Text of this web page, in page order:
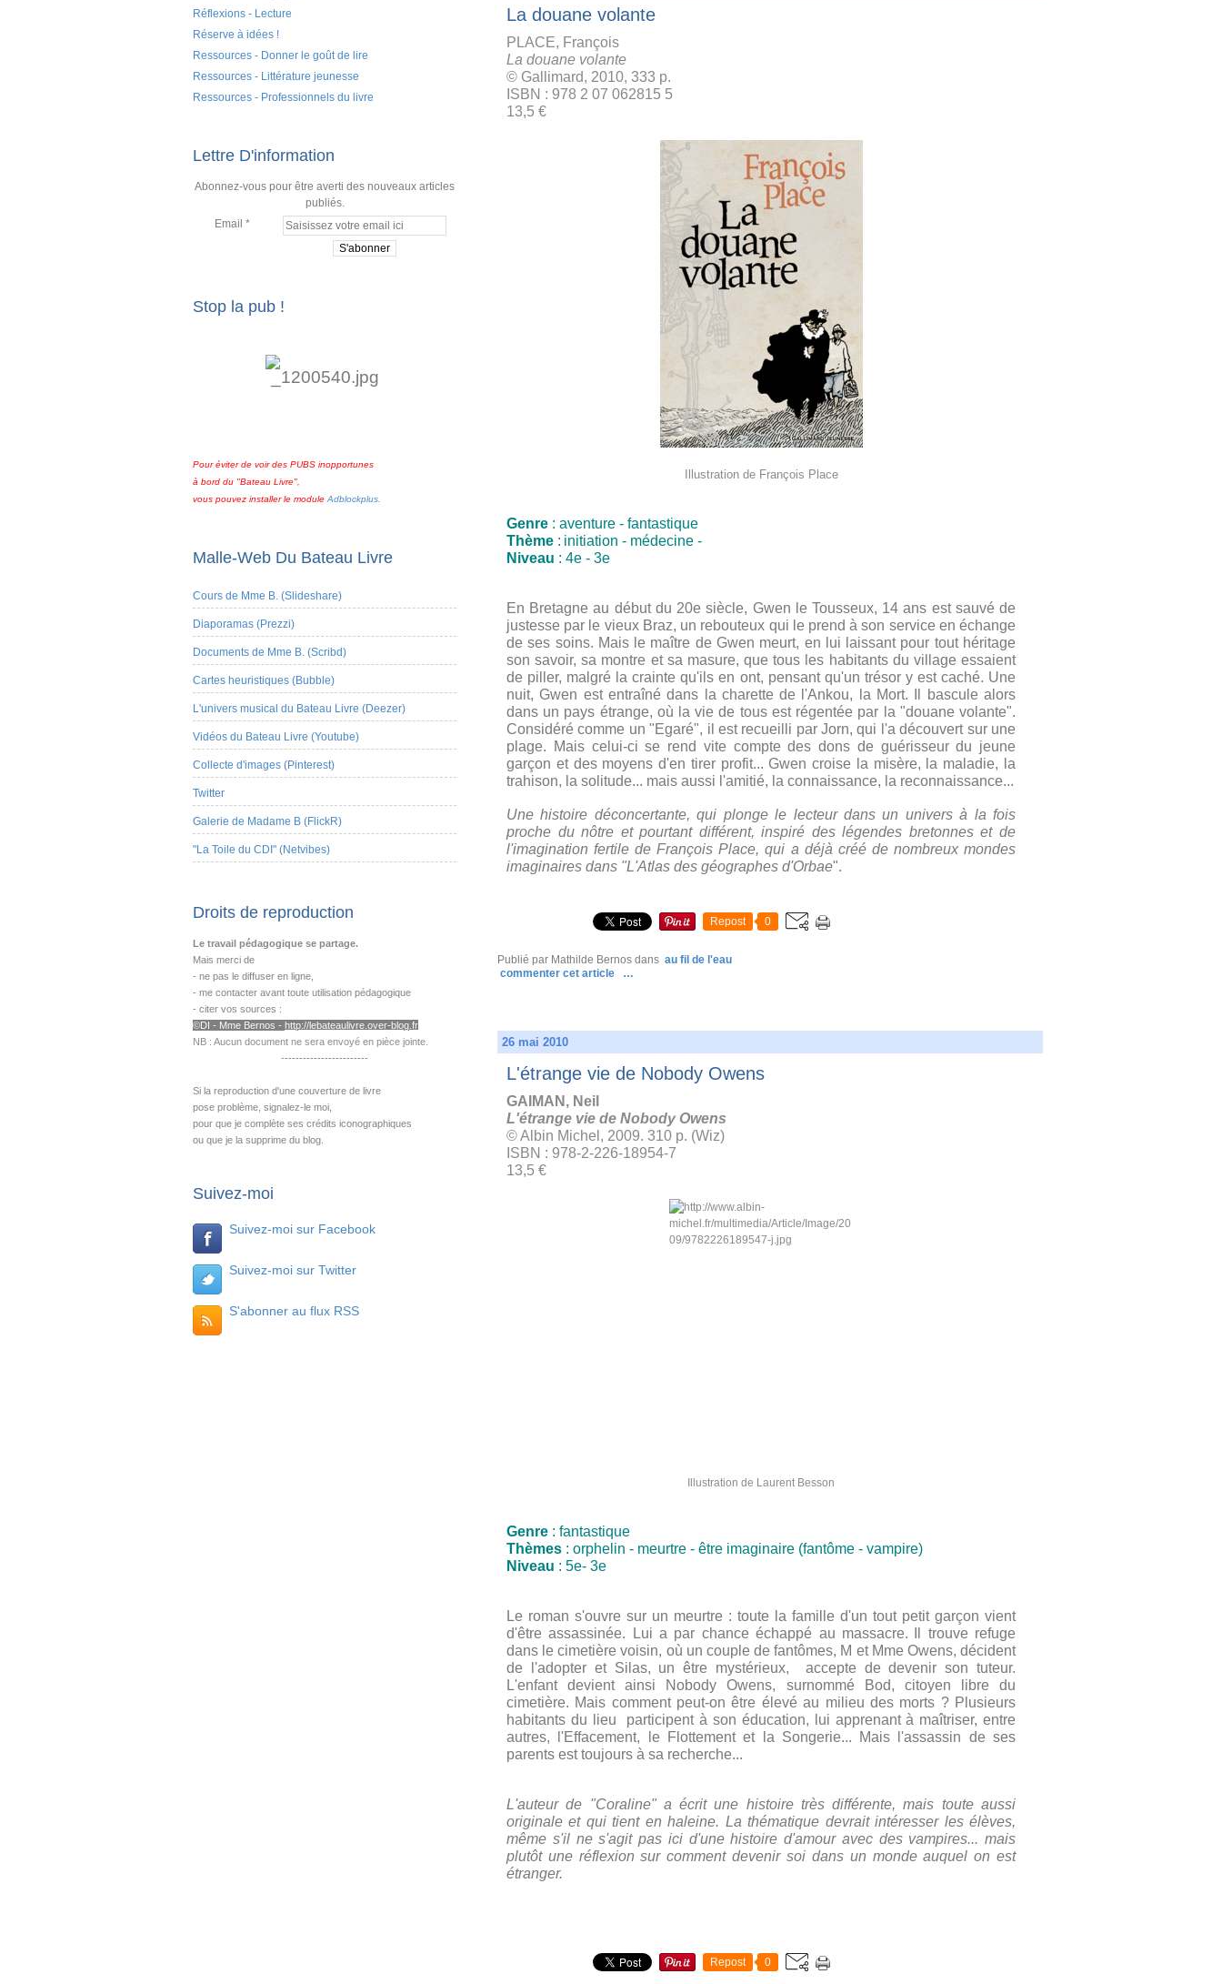
Réflexions - Lecture
Réserve à idées !
Ressources - Donner le goût de lire
Ressources - Littérature jeunesse
Ressources - Professionnels du livre
Lettre D'information
Abonnez-vous pour être averti des nouveaux articles
publiés.
Email
Stop la pub !
Pour éviter de voir des PUBS inopportunes
à bord du "Bateau Livre",
vous pouvez installer le module Adblockplus.
Malle-Web Du Bateau Livre
Cours de Mme B. (Slideshare)
Diaporamas (Prezzi)
Documents de Mme B. (Scribd)
Cartes heuristiques (Bubble)
L'univers musical du Bateau Livre (Deezer)
Vidéos du Bateau Livre (Youtube)
Collecte d'images (Pinterest)
Twitter
Galerie de Madame B (FlickR)
"La Toile du CDI" (Netvibes)
Droits de reproduction
Le travail pédagogique se partage.
Mais merci de
- ne pas le diffuser en ligne,
- me contacter avant toute utilisation pédagogique
- citer vos sources :
©DI - Mme Bernos - http://lebateaulivre.over-blog.fr
NB : Aucun document ne sera envoyé en pièce jointe.
------------------------
Si la reproduction d'une couverture de livre
pose problème, signalez-le moi,
pour que je complète ses crédits iconographiques
ou que je la supprime du blog.
Suivez-moi
Suivez-moi sur Facebook
Suivez-moi sur Twitter
S'abonner au flux RSS
La douane volante
PLACE, François
La douane volante
© Gallimard, 2010, 333 p.
ISBN : 978 2 07 062815 5
13,5 €
Illustration de François Place
Genre : aventure - fantastique
Thème : initiation - médecine -
Niveau : 4e - 3e
En Bretagne au début du 20e siècle, Gwen le Tousseux, 14 ans est sauvé de
justesse par le vieux Braz, un rebouteux qui le prend à son service en échange
de ses soins. Mais le maître de Gwen meurt, en lui laissant pour tout héritage
son savoir, sa montre et sa masure, que tous les habitants du village essaient
de piller, malgré la crainte qu'ils en ont, pensant qu'un trésor y est caché. Une
nuit, Gwen est entraîné dans la charette de l'Ankou, la Mort. Il bascule alors
dans un pays étrange, où la vie de tous est régentée par la "douane volante".
Considéré comme un "Egaré", il est recueilli par Jorn, qui l'a découvert sur une
plage. Mais celui-ci se rend vite compte des dons de guérisseur du jeune
garçon et des moyens d'en tirer profit... Gwen croise la misère, la maladie, la
trahison, la solitude... mais aussi l'amitié, la connaissance, la reconnaissance...
Une histoire déconcertante, qui plonge le lecteur dans un univers à la fois
proche du nôtre et pourtant différent, inspiré des légendes bretonnes et de
l'imagination fertile de François Place, qui a déjà créé de nombreux mondes
imaginaires dans "L'Atlas des géographes d'Orbae".
Repost 0
Publié par Mathilde Bernos dans au fil de l'eau
commenter cet article
…
26 mai 2010
L'étrange vie de Nobody Owens
GAIMAN, Neil
L'étrange vie de Nobody Owens
© Albin Michel, 2009. 310 p. (Wiz)
ISBN : 978-2-226-18954-7
13,5 €
Illustration de Laurent Besson
Genre : fantastique
Thèmes : orphelin - meurtre - être imaginaire (fantôme - vampire)
Niveau : 5e- 3e
Le roman s'ouvre sur un meurtre : toute la famille d'un tout petit garçon vient
d'être assassinée. Lui a par chance échappé au massacre.
Il trouve refuge
dans le cimetière voisin, où un couple de fantômes, M et Mme Owens, décident
de l'adopter et Silas, un être mystérieux, accepte de devenir son tuteur.
L'enfant devient ainsi Nobody Owens, surnommé Bod, citoyen libre du
cimetière. Mais comment peut-on être élevé au milieu des morts ? Plusieurs
habitants du lieu participent à son éducation, lui apprenant à maîtriser, entre
autres, l'Effacement, le Flottement et la Songerie... Mais l'assassin de ses
parents est toujours à sa recherche...
L'auteur de "Coraline" a écrit une histoire très différente, mais toute aussi
originale et qui tient en haleine. La thématique devrait intéresser les élèves,
même s'il ne s'agit pas ici d'une histoire d'amour avec des vampires... mais
plutôt une réflexion sur comment devenir soi dans un monde auquel on est
étranger.
Repost 0